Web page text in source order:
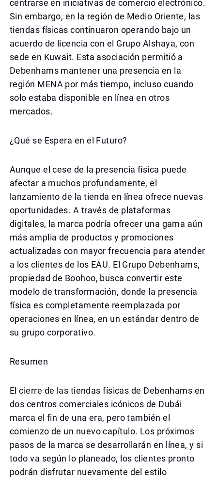
centrarse en iniciativas de comercio electrónico.
Sin embargo, en la región de Medio Oriente, las
tiendas físicas continuaron operando bajo un
acuerdo de licencia con el Grupo Alshaya, con
sede en Kuwait. Esta asociación permitió a
Debenhams mantener una presencia en la
región MENA por más tiempo, incluso cuando
solo estaba disponible en línea en otros
mercados.
¿Qué se Espera en el Futuro?
Aunque el cese de la presencia física puede
afectar a muchos profundamente, el
lanzamiento de la tienda en línea ofrece nuevas
oportunidades. A través de plataformas
digitales, la marca podría ofrecer una gama aún
más amplia de productos y promociones
actualizadas con mayor frecuencia para atender
a los clientes de los EAU. El Grupo Debenhams,
propiedad de Boohoo, busca convertir este
modelo de transformación, donde la presencia
física es completamente reemplazada por
operaciones en línea, en un estándar dentro de
su grupo corporativo.
Resumen
El cierre de las tiendas físicas de Debenhams en
dos centros comerciales icónicos de Dubái
marca el fin de una era, pero también el
comienzo de un nuevo capítulo. Los próximos
pasos de la marca se desarrollarán en línea, y si
todo va según lo planeado, los clientes pronto
podrán disfrutar nuevamente del estilo